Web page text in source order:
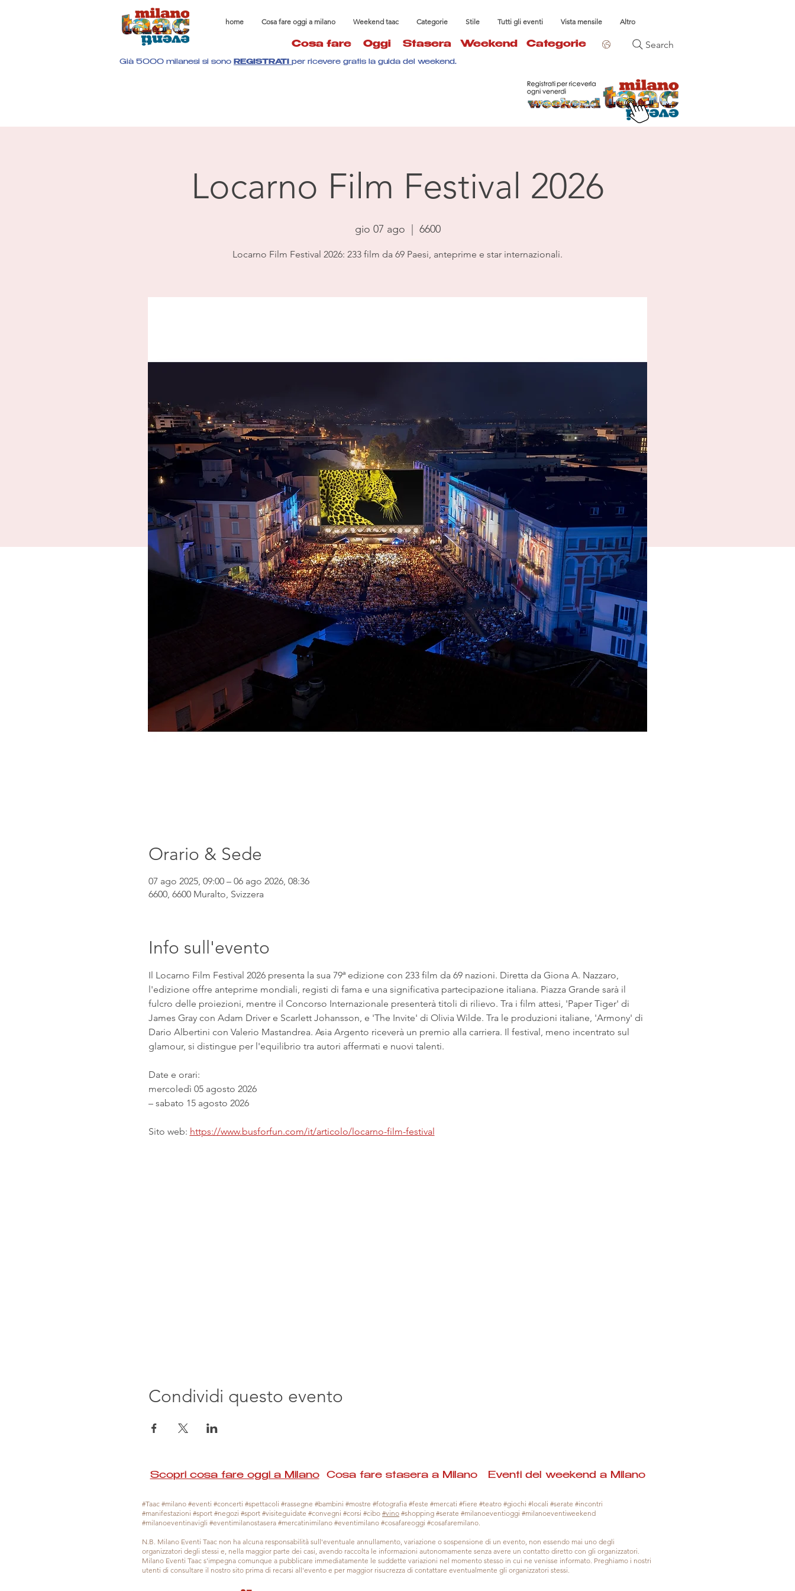
home Cosa fare oggi a milano Weekend taac Categorie Stile Tutti gli eventi Vista mensile Altro
Cosa fare Oggi Stasera Weekend Categorie Search
Già 5000 milanesi si sono REGISTRATI per ricevere gratis la guida del weekend.
Locarno Film Festival 2026
gio 07 ago 6600
Locarno Film Festival 2026: 233 film da 69 Paesi, anteprime e star internazionali.
Orario & Sede
07 ago 2025, 09:00 – 06 ago 2026, 08:36
6600, 6600 Muralto, Svizzera
Info sull'evento
Il Locarno Film Festival 2026 presenta la sua 79ª edizione con 233 film da 69 nazioni. Diretta da Giona A. Nazzaro,
l'edizione offre anteprime mondiali, registi di fama e una significativa partecipazione italiana. Piazza Grande sarà il
fulcro delle proiezioni, mentre il Concorso Internazionale presenterà titoli di rilievo. Tra i film attesi, 'Paper Tiger' di
James Gray con Adam Driver e Scarlett Johansson, e 'The Invite' di Olivia Wilde. Tra le produzioni italiane, 'Armony' di
Dario Albertini con Valerio Mastandrea. Asia Argento riceverà un premio alla carriera. Il festival, meno incentrato sul
glamour, si distingue per l'equilibrio tra autori affermati e nuovi talenti.
Date e orari:
mercoledì 05 agosto 2026
– sabato 15 agosto 2026
Sito web: https://www.busforfun.com/it/articolo/locarno-film-festival
Condividi questo evento
Scopri cosa fare oggi a MilanoCosa fare stasera a Milano Eventi del weekend a Milano
#Taac #milano #eventi #concerti #spettacoli #rassegne #bambini #mostre #fotografia #feste #mercati #fiere #teatro #giochi #locali #serate #incontri
#manifestazioni #sport #negozi #sport #visiteguidate #convegni #corsi #cibo #vino #shopping #serate #milanoeventioggi #milanoeventiweekend
#milanoeventinavigli #eventimilanostasera #mercatinimilano #eventimilano #cosafareoggi #cosafaremilano.
N.B. Milano Eventi Taac non ha alcuna responsabilità sull'eventuale annullamento, variazione o sospensione di un evento, non essendo mai uno degli
organizzatori degli stessi e, nella maggior parte dei casi, avendo raccolta le informazioni autonomamente senza avere un contatto diretto con gli organizzatori.
Milano Eventi Taac s'impegna comunque a pubblicare immediatamente le suddette variazioni nel momento stesso in cui ne venisse informato. Preghiamo i nostri
utenti di consultare il nostro sito prima di recarsi all'evento e per maggior risucrezza di contattare eventualmente gli organizzatori stessi.